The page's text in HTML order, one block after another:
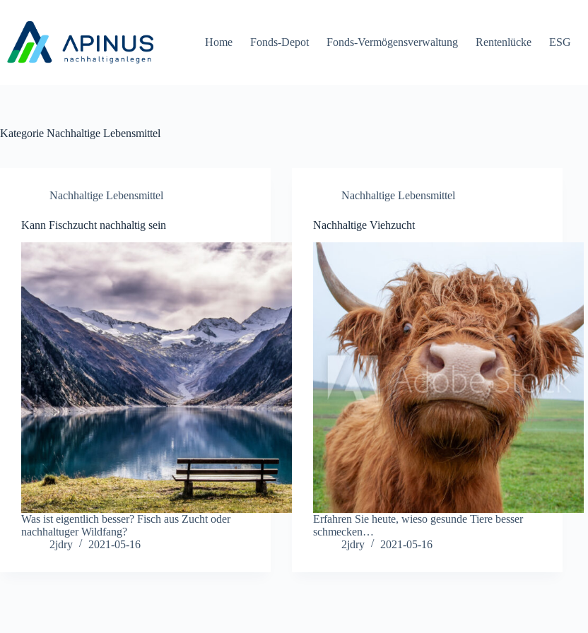
springen
Home
Fonds-Depot Fonds-Vermögensverwaltung Rentenlücke ESG
Kategorie Nachhaltige Lebensmittel
Nachhaltige Lebensmittel
Kann Fischzucht nachhaltig sein
Was ist eigentlich besser? Fisch aus Zucht oder
nachhaltuger Wildfang?
2jdry
2021-05-16
Nachhaltige Lebensmittel
Nachhaltige Viehzucht
Erfahren Sie heute, wieso gesunde Tiere besser
schmecken…
2jdry
2021-05-16